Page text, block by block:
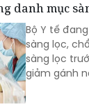
danh mục
Bộ Y tế
sàng lọc,
sàng lọc
giảm gánh